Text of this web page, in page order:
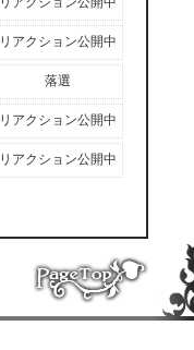
リアクション公開中
落選
リアクション公開中
リアクション公開中